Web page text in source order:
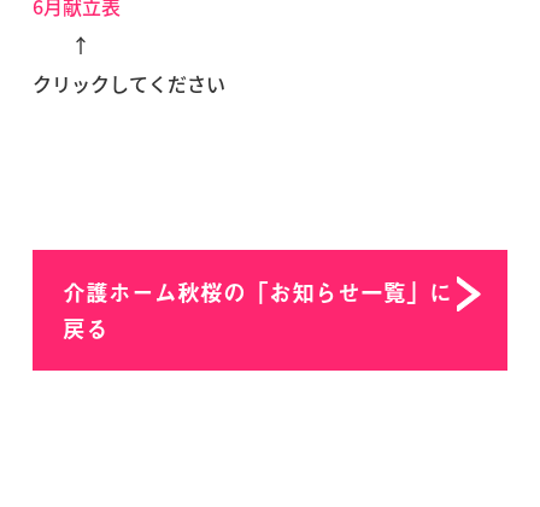
6月献立表
↑
クリックしてください
介護ホーム秋桜の「お知らせ一覧」に
戻る